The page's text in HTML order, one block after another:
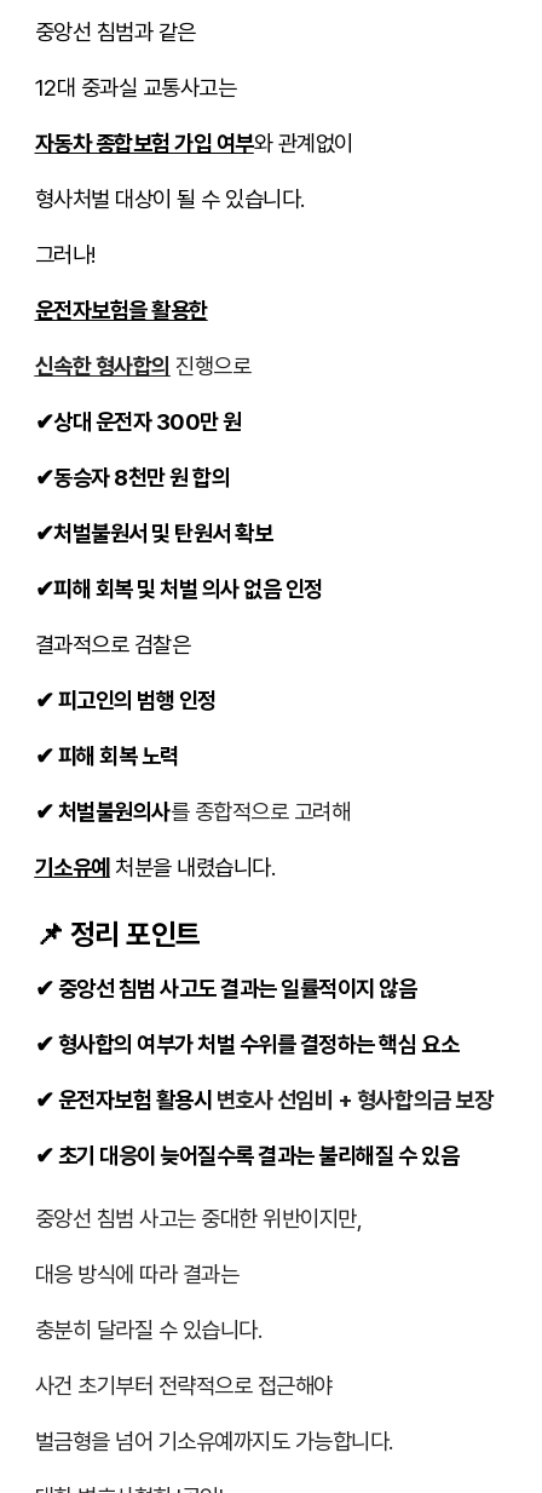
중앙선 침범과 같은
12대 중과실 교통사고는
자동차 종합보험 가입 여부와 관계없이
형사처벌 대상이 될 수 있습니다.
그러나!
운전자보험을 활용한
신속한 형사합의 진행으로
✔상대 운전자 300만 원
✔동승자 8천만 원 합의
✔처벌불원서 및 탄원서 확보
✔피해 회복 및 처벌 의사 없음 인정
결과적으로 검찰은
✔ 피고인의 범행 인정
✔ 피해 회복 노력
✔ 처벌불원의사를 종합적으로 고려해
기소유예 처분을 내렸습니다.
📌 정리 포인트
✔중앙선 침범 사고도 결과는 일률적이지 않음
✔형사합의 여부가 처벌 수위를 결정하는 핵심 요소
✔운전자보험 활용시 변호사 선임비 + 형사합의금 보장
✔초기 대응이 늦어질수록 결과는 불리해질 수 있음
중앙선 침범 사고는 중대한 위반이지만,
대응 방식에 따라 결과는
충분히 달라질 수 있습니다.
사건 초기부터 전략적으로 접근해야
벌금형을 넘어 기소유예까지도 가능합니다.